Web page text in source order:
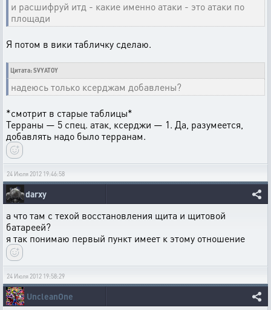
и расшифруй итд - какие именно атаки - это атаки по
площади
Я потом в вики табличку сделаю.
Цитата: SVYATOY
надеюсь только ксерджам добавлены?
*смотрит в старые таблицы*
Терраны — 5 спец. атак, ксерджи — 1. Да, разумеется,
добавлять надо было терранам.
24 Июля 2012 19:46:58
darxy
а что там с техой восстановления щита и щитовой
батареей?
я так понимаю первый пункт имеет к этому отношение
24 Июля 2012 19:58:29
UncleanOne